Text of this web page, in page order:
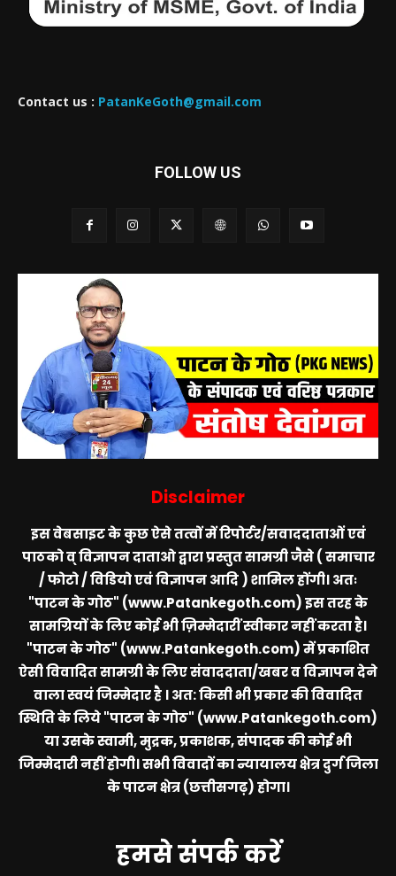
Contact us : PatanKeGoth@gmail.com
FOLLOW US
Disclaimer
इस वेबसाइट के कुछ ऐसे तत्वों में रिपोर्टर/सवाददाताओं एवं
पाठको व् विज्ञापन दाताओ द्वारा प्रस्तुत सामग्री जैसे ( समाचार
/ फोटो / विडियो एवं विज्ञापन आदि ) शामिल होंगी। अतः
"पाटन के गोठ" (www.Patankegoth.com)इस तरह के
सामग्रियों के लिए कोई भी ज़िम्मेदारीं स्वीकार नहीं करता है।
"पाटन के गोठ" (www.Patankegoth.com)में प्रकाशित
ऐसी विवादित सामग्री के लिए संवाददाता/खबर व विज्ञापन देने
वाला स्वयं जिम्मेदार है । अत: किसी भी प्रकार की विवादित
स्थिति के लिये"पाटन के गोठ" (www.Patankegoth.com)
या उसके स्वामी, मुद्रक, प्रकाशक, संपादक की कोई भी
जिम्मेदारी नहीं होगी। सभी विवादों का न्यायालय क्षेत्र दुर्ग जिला
के पाटन क्षेत्र (छत्तीसगढ़) होगा।
हमसे संपर्क करें